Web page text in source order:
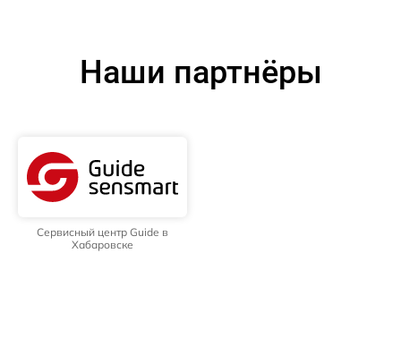
Наши партнёры
Сервисный центр Guide в
Хабаровске